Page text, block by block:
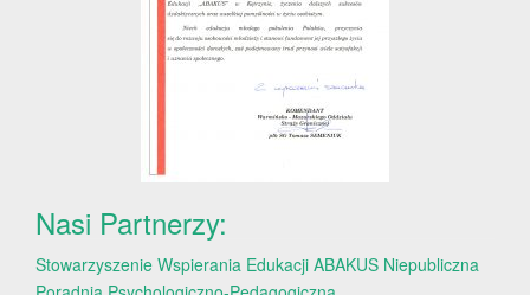
Nasi Partnerzy:
Stowarzyszenie Wspierania Edukacji ABAKUS Niepubliczna